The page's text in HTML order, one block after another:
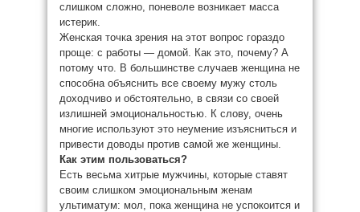
слишком сложно, поневоле возникает масса
истерик.
Женская точка зрения на этот вопрос гораздо
проще: с работы — домой. Как это, почему? А
потому что. В большинстве случаев женщина не
способна объяснить все своему мужу столь
доходчиво и обстоятельно, в связи со своей
излишней эмоциональностью. К слову, очень
многие используют это неумение изъясниться и
привести доводы против самой же женщины.
Как этим пользоваться?
Есть весьма хитрые мужчины, которые ставят
своим слишком эмоциональным женам
ультиматум: мол, пока женщина не успокоится и